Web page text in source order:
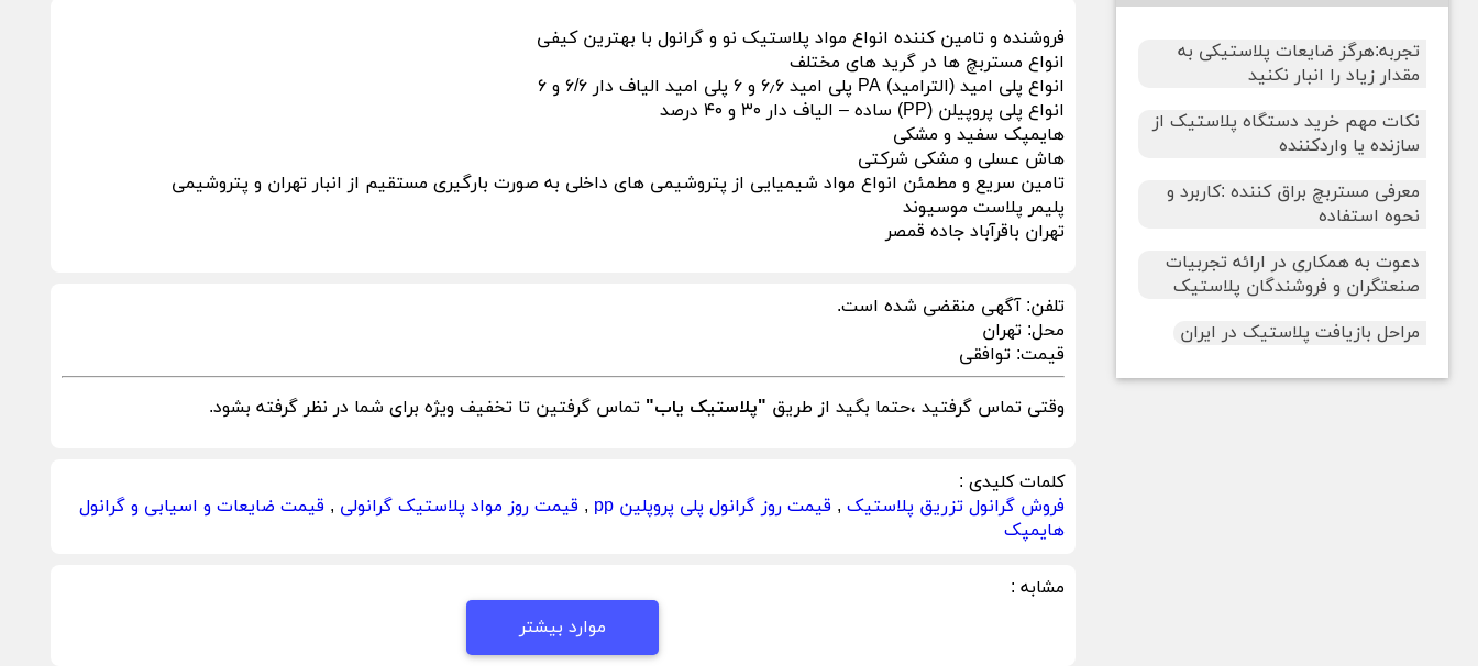
فروشنده و تامین کننده انواع مواد پلاستیک نو و گرانول با بهترین کیفی
انواع مستربچ ها در گرید های مختلف
انواع پلی امید (الترامید) PA پلی امید ۶٫۶ و ۶ پلی امید الیاف دار ۶/۶ و ۶
انواع پلی پروپیلن (PP) ساده – الیاف دار ۳۰ و ۴۰ درصد
هایمپک سفید و مشکی
هاش عسلی و مشکی شرکتی
تامین سریع و مطمئن انواع مواد شیمیایی از پتروشیمی های داخلی به صورت بارگیری مستقیم از انبار تهران و پتروشیمی
پلیمر پلاست موسیوند
تهران باقرآباد جاده قمصر
تلفن:آگهی منقضی شده است.
محل:تهران
قیمت:توافقی
وقتی تماس گرفتید ،حتما بگید از طریق "پلاستیک یاب"تماس گرفتین تا تخفیف ویژه برای شما در نظر گرفته بشود.
کلمات کلیدی :
فروش گرانول تزریق پلاستیک , قیمت روز گرانول پلی پروپلین pp , قیمت روز مواد پلاستیک گرانولی , قیمت ضایعات و اسیابی و گرانول
هایمپک
مشابه :
موارد بیشتر
تجربه:هرگز ضایعات پلاستیکی به
مقدار زیاد را انبار نکنید
نکات مهم خرید دستگاه پلاستیک از
سازنده یا واردکننده
معرفی مستربچ براق کننده :کاربرد و
نحوه استفاده
دعوت به همکاری در ارائه تجربیات
صنعتگران و فروشندگان پلاستیک
مراحل بازیافت پلاستیک در ایران